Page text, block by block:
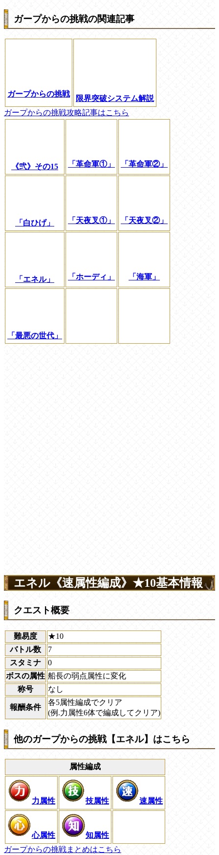
ガープからの挑戦の関連記事
ガープからの挑戦
限界突破システム解説
ガープからの挑戦攻略記事はこちら
《弐》その15 「革命軍①」 「革命軍②」
「白ひげ」 「天夜叉①」 「天夜叉②」
「エネル」 「ホーディ」 「海軍」
「最悪の世代」
エネル《速属性編成》★10基本情報
クエスト概要
難易度
★10
バトル数
7
スタミナ
0
ボスの属性 船長の弱点属性に変化
称号
なし
報酬条件
各5属性編成でクリア
(例.力属性6体で編成してクリア)
他のガープからの挑戦【エネル】はこちら
属性編成
力属性 技属性 速属性
心属性
知属性
ガープからの挑戦まとめはこちら